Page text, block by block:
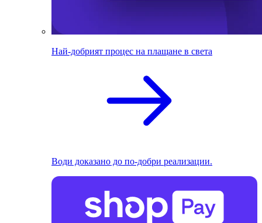
Най-добрият процес на плащане в света
Води доказано до по-добри реализации.